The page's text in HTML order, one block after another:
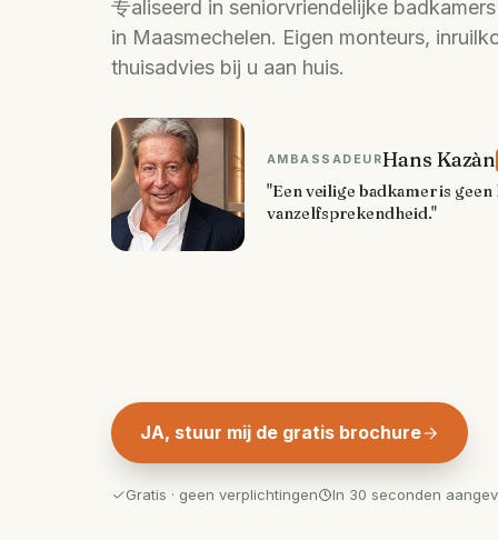
专aliseerd in seniorvriendelijke
in Maasmechelen. Eigen monteurs,
thuisadvies bij u aan huis.
AMBASSADEURHans Kazàn
"Een veilige badkamer is
vanzelfsprekendheid."
JA, stuur mij de gratis brochure
Gratis · geen verplichtingen In 30 seconden